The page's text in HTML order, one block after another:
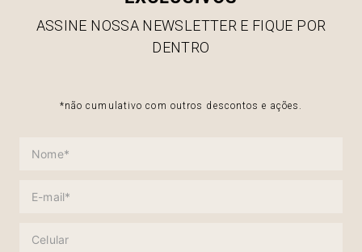
ASSINE NOSSA NEWSLETTER E FIQUE POR
DENTRO
*não cumulativo com outros descontos e ações.